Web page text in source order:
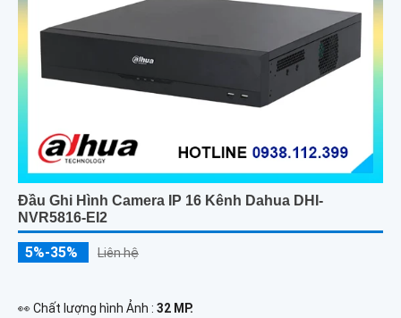
Đầu Ghi Hình Camera IP 16 Kênh Dahua DHI-
NVR5816-EI2
5%-35% Liên hệ
️👀 Chất lượng hình Ảnh : 32 MP.